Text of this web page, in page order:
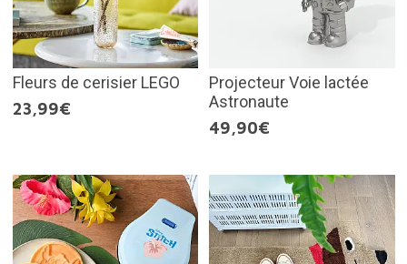
Fleurs de cerisier LEGO
23,99€
Projecteur Voie lactée
Astronaute
49,90€